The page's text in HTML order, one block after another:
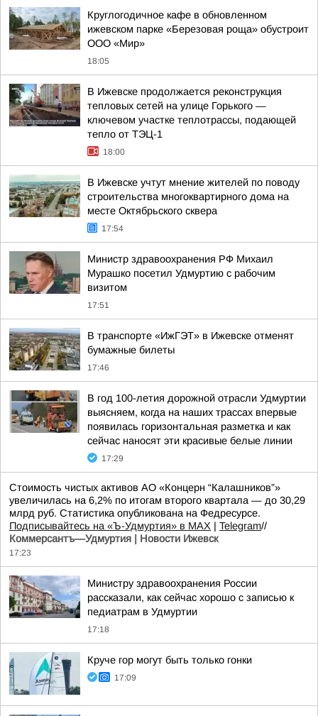
Круглогодичное кафе в обновленном
ижевском парке «Березовая роща» обустроит
ООО «Мир»
18:05
В Ижевске продолжается реконструкция
тепловых сетей на улице Горького —
ключевом участке теплотрассы, подающей
тепло от ТЭЦ-1
18:00
В Ижевске учтут мнение жителей по поводу
строительства многоквартирного дома на
месте Октябрьского сквера
17:54
Министр здравоохранения РФ Михаил
Мурашко посетил Удмуртию с рабочим
визитом
17:51
В транспорте «ИжГЭТ» в Ижевске отменят
бумажные билеты
17:46
В год 100-летия дорожной отрасли Удмуртии
выясняем, когда на наших трассах впервые
появилась горизонтальная разметка и как
сейчас наносят эти красивые белые линии
17:29
Стоимость чистых активов АО «Концерн “Калашников”»
увеличилась на 6,2% по итогам второго квартала — до 30,29
млрд руб. Статистика опубликована на Федресурсе.
Подписывайтесь на «Ъ-Удмуртия» в MAX | Telegram//
Коммерсантъ—Удмуртия | Новости Ижевск
17:23
Министру здравоохранения России
рассказали, как сейчас хорошо с записью к
педиатрам в Удмуртии
17:18
Круче гор могут быть только гонки
17:09